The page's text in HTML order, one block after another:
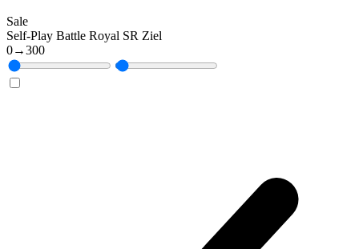
Sale
Self-Play Battle Royal SR Ziel
0→300